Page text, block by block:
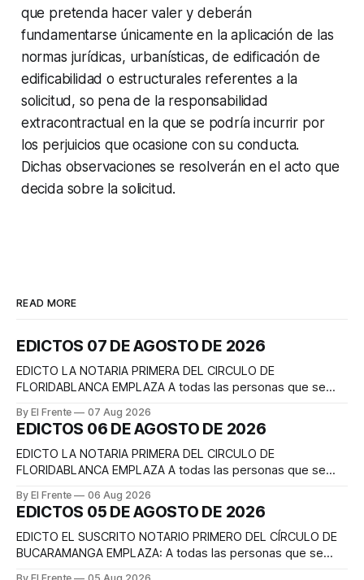
que pretenda hacer valer y deberán
fundamentarse únicamente en la aplicación de las
normas jurídicas, urbanísticas, de edificación de
edificabilidad o estructurales referentes a la
solicitud, so pena de la responsabilidad
extracontractual en la que se podría incurrir por
los perjuicios que ocasione con su conducta.
Dichas observaciones se resolverán en el acto que
decida sobre la solicitud.
READ MORE
EDICTOS 07 DE AGOSTO DE 2026
EDICTO LA NOTARIA PRIMERA DEL CIRCULO DE
FLORIDABLANCA EMPLAZA A todas las personas que se
días hábiles siguientes a la publicación del presente edicto,
en el trámite notarial de la liquidación sucesoral intestada
de la causante MARCIANA MESA SUAREZ (Q.
By El Frente 07 Aug 2026
EDICTOS 06 DE AGOSTO DE 2026
EDICTO LA NOTARIA PRIMERA DEL CIRCULO DE
FLORIDABLANCA EMPLAZA A todas las personas que se
días hábiles siguientes a la publicación del presente edicto,
en el trámite notarial de la liquidación sucesoral intestada
del causante EFRAIN PEDRAZA MEDINA (Q.E.
By El Frente 06 Aug 2026
EDICTOS 05 DE AGOSTO DE 2026
EDICTO EL SUSCRITO NOTARIO PRIMERO DEL CÍRCULO DE
BUCARAMANGA EMPLAZA: A todas las personas que se